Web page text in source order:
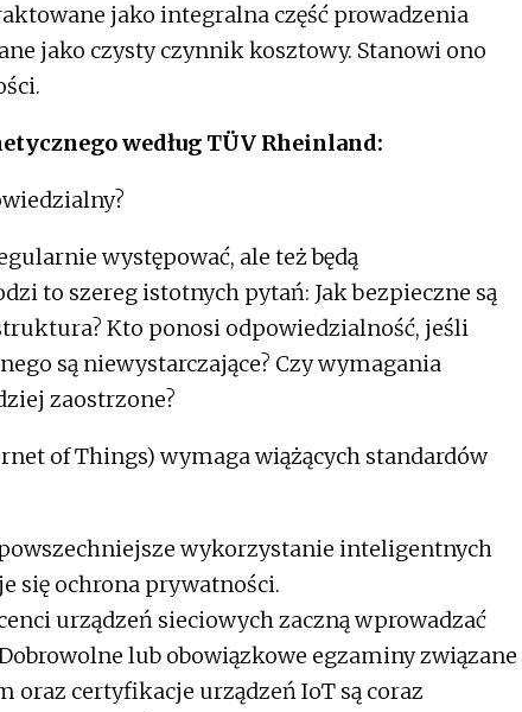
jako integralna część prowadzenia
jako czysty czynnik kosztowy. Stanowi ono
według TÜV Rheinland:
występować, ale też będą
to szereg istotnych pytań: Jak bezpieczne są
Kto ponosi odpowiedzialność, jeśli
są niewystarczające? Czy wymagania
zaostrzone?
of Things) wymaga wiążących standardów
wykorzystanie inteligentnych
się ochrona prywatności.
urządzeń sieciowych zaczną wprowadzać
lub obowiązkowe egzaminy związane
oraz certyfikacje urządzeń IoT są coraz